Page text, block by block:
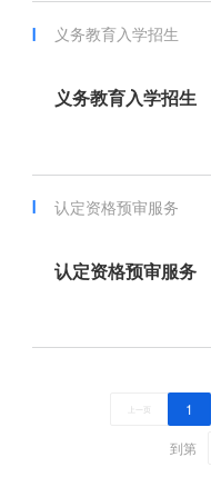
义务教育入学招生
义务教育入学招生
认定资格预审服务
认定资格预审服务
上一页 1
到第